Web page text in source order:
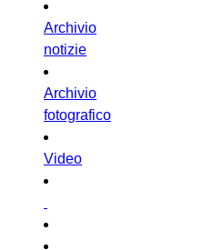
Archivio
notizie
Archivio
fotografico
Video